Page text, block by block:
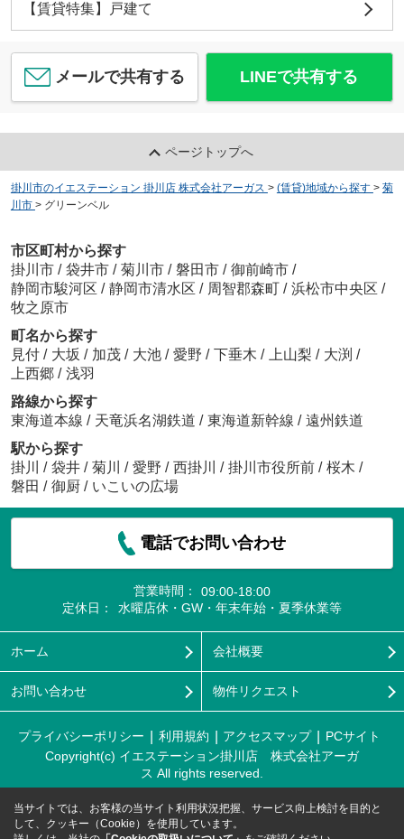
【賃貸特集】戸建て
メールで共有する LINEで共有する
ページトップへ
掛川市のイエステーション 掛川店 株式会社アーガス > (賃貸)地域から探す > 菊
川市 > グリーンベル
市区町村から探す
掛川市 / 袋井市 / 菊川市 / 磐田市 / 御前崎市 /
静岡市駿河区 / 静岡市清水区 / 周智郡森町 / 浜松市中央区 /
牧之原市
町名から探す
見付 / 大坂 / 加茂 / 大池 / 愛野 / 下垂木 / 上山梨 / 大渕 /
上西郷 / 浅羽
路線から探す
東海道本線 / 天竜浜名湖鉄道 / 東海道新幹線 / 遠州鉄道
駅から探す
掛川
/ 袋井 / 菊川 / 愛野 / 西掛川 / 掛川市役所前 / 桜木 /
磐田 / 御厨 / いこいの広場
電話でお問い合わせ
営業時間：
09:00-18:00
定休日：
水曜店休・GW・年末年始・夏季休業等
ホーム 会社概要
お問い合わせ 物件リクエスト
プライバシーポリシー 利用規約 アクセスマップ
PCサイト
Copyright(c) イエステーション掛川店 株式会社アーガ
ス All rights reserved.
当サイトでは、お客様の当サイト利用状況把握、サービス向上検討を目的と
して、クッキー（Cookie）を使用しています。